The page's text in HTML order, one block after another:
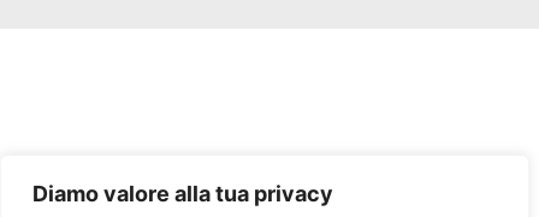
Diamo valore alla tua privacy